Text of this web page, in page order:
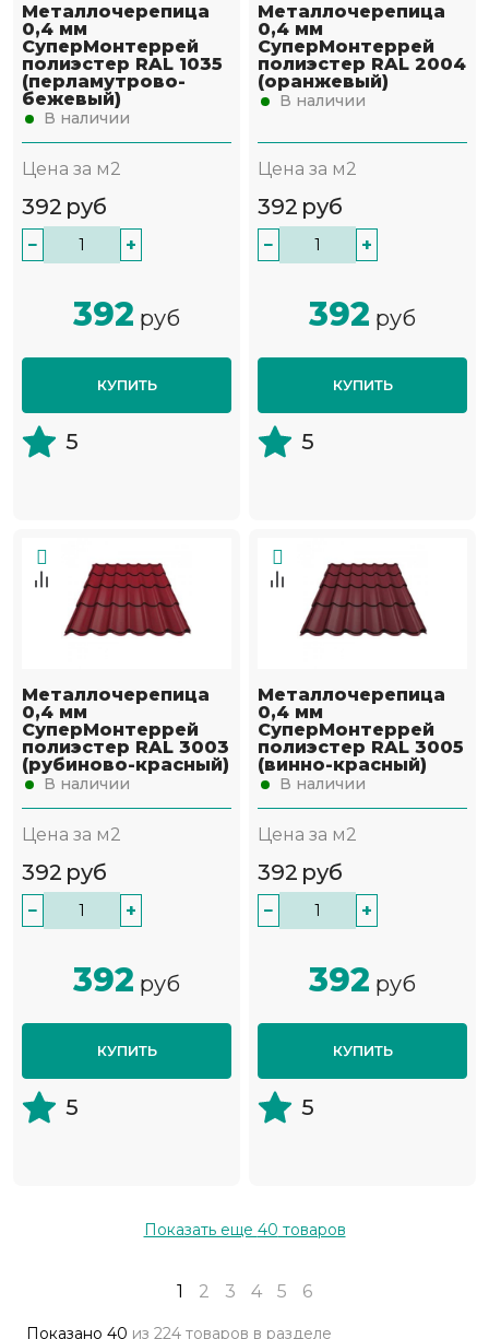
Металлочерепица
0,4 мм
СуперМонтеррей
полиэстер RAL 1035
(перламутрово-
бежевый)
В наличии
Цена за м2
392 руб
− +
392 руб
КУПИТЬ
5
Металлочерепица
0,4 мм
СуперМонтеррей
полиэстер RAL 2004
(оранжевый)
В наличии
Цена за м2
392 руб
− +
392 руб
КУПИТЬ
5
Металлочерепица
0,4 мм
СуперМонтеррей
полиэстер RAL 3003
(рубиново-красный)
В наличии
Цена за м2
392 руб
− +
392 руб
КУПИТЬ
5
Металлочерепица
0,4 мм
СуперМонтеррей
полиэстер RAL 3005
(винно-красный)
В наличии
Цена за м2
392 руб
− +
392 руб
КУПИТЬ
5
Показать еще 40 товаров
1 2 3 4 5 6
Показано 40 из 224 товаров в разделе